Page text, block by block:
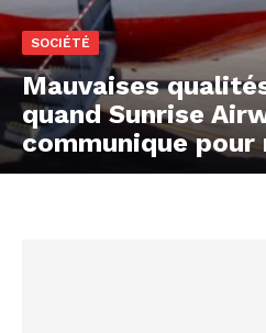
SOCIÉTÉ
Mauvaises
quand Sunrise
communique pour